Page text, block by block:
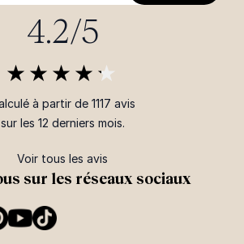
sur les réseaux sociaux
4.2/5
à partir de 1117 avis
sur les 12 derniers mois.
Voir tous les avis